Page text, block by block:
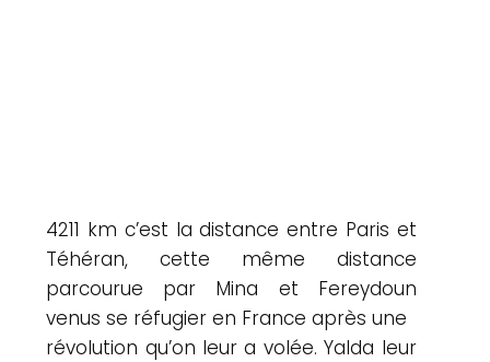
4211 km c’est la distance entre Paris et
Téhéran, cette même distance
parcourue par Mina et Fereydoun
venus se réfugier en France après une
révolution qu’on leur a volée. Yalda leur